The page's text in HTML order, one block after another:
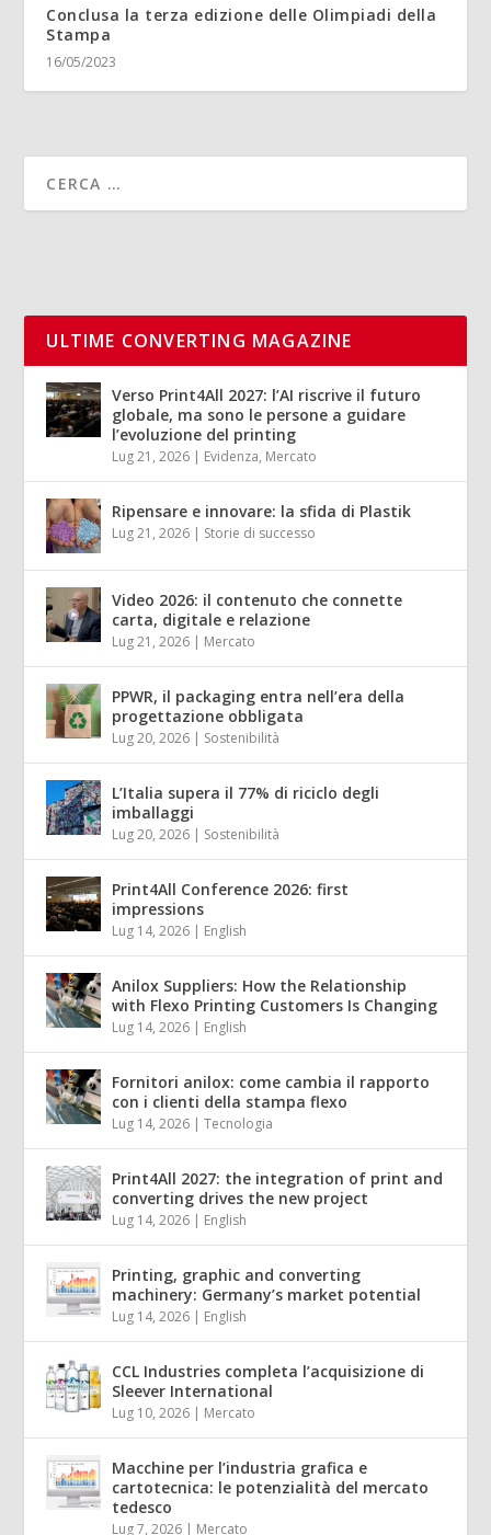
Conclusa la terza edizione delle Olimpiadi della
Stampa
16/05/2023
ULTIME CONVERTING MAGAZINE
Verso Print4All 2027: l’AI riscrive il futuro
globale, ma sono le persone a guidare
l’evoluzione del printing
Lug 21, 2026 | Evidenza, Mercato
Ripensare e innovare: la sfida di Plastik
Lug 21, 2026 | Storie di successo
Video 2026: il contenuto che connette
carta, digitale e relazione
Lug 21, 2026 | Mercato
PPWR, il packaging entra nell’era della
progettazione obbligata
Lug 20, 2026 | Sostenibilità
L’Italia supera il 77% di riciclo degli
imballaggi
Lug 20, 2026 | Sostenibilità
Print4All Conference 2026: first
impressions
Lug 14, 2026 | English
Anilox Suppliers: How the Relationship
with Flexo Printing Customers Is Changing
Lug 14, 2026 | English
Fornitori anilox: come cambia il rapporto
con i clienti della stampa flexo
Lug 14, 2026 |Tecnologia
Print4All 2027: the integration of print and
converting drives the new project
Lug 14, 2026 | English
Printing, graphic and converting
machinery: Germany’s market potential
Lug 14, 2026 | English
CCL Industries completa l’acquisizione di
Sleever International
Lug 10, 2026 | Mercato
Macchine per l’industria grafica e
cartotecnica: le potenzialità del mercato
tedesco
Lug 7, 2026 | Mercato